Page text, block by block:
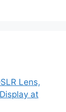
Lens,
at